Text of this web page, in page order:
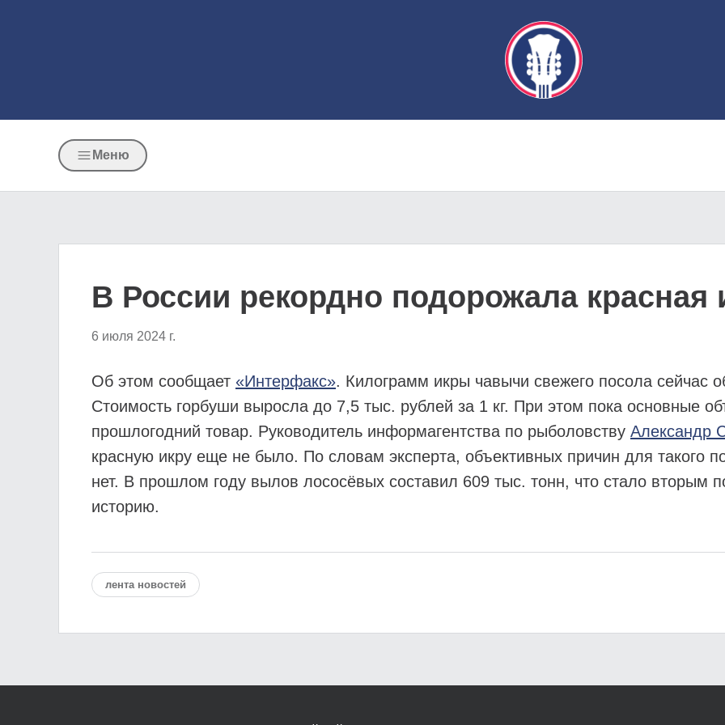
Меню
В России рекордно подорожала красная
6 июля 2024 г.
Об этом сообщает «Интерфакс». Килограмм икры чавычи свежего посола сейчас
Стоимость горбуши выросла до 7,5 тыс. рублей за 1 кг. При этом пока основные
прошлогодний товар. Руководитель информагентства по рыболовству Александр
красную икру еще не было. По словам эксперта, объективных причин для такого
нет. В прошлом году вылов лососёвых составил 609 тыс. тонн, что стало вторым
историю.
лента новостей